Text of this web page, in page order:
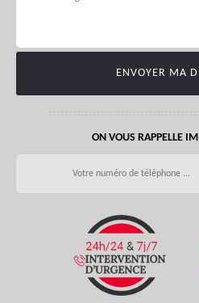
ON VOUS RAPPELLE